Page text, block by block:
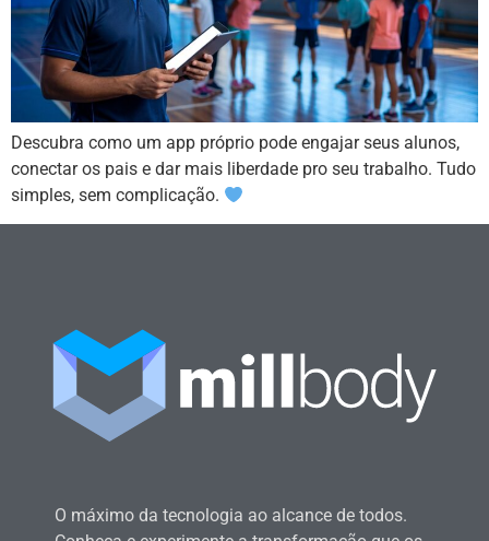
Descubra como um app próprio pode engajar seus alunos,
conectar os pais e dar mais liberdade pro seu trabalho. Tudo
simples, sem complicação.
O máximo da tecnologia ao alcance de todos.